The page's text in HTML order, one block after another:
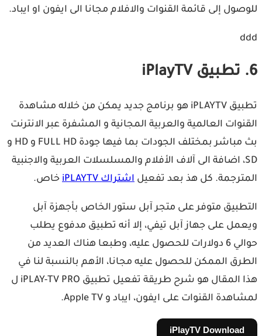
للوصول إلى قائمة القنوات والافلام مجانا الى ايفون او ايباد.
ddd
6. تطبيق iPlayTV
تطبيق iPLAYTV هو برنامج جديد يمكن من خلاله مشاهدة
القنوات العالمية والعربية المجانية و المشفرة عبر الانترنت
بث مباشر بمختلف الجودات بما فيها جودة FULL HD و HD و
SD، اضافة الى آلاف الأفلام والمسلسلات العربية والاجنبية
المترجمة. كل هذ بعد تفعيل اشتراك iPLAYTV خاص.
التطبيق متوفر على متجر آبل ستور الخاص بأجهزة آبل
ويعمل على جهاز آبل تيفي، إلا أنه تطبيق مدفوع يطلب
حوالي 6 دولارات للحصول عليه، وطبعا هناك العديد من
الطرق الممكن للحصول عليه مجانا، الأهم بالنسبة لنا في
هذا المقال هو شرح طريقة تفعيل تطبيق iPLAY-TV PRO ل
لمشاهدة القنوات على ايفون، ايباد و Apple TV.
iPlayTV Download